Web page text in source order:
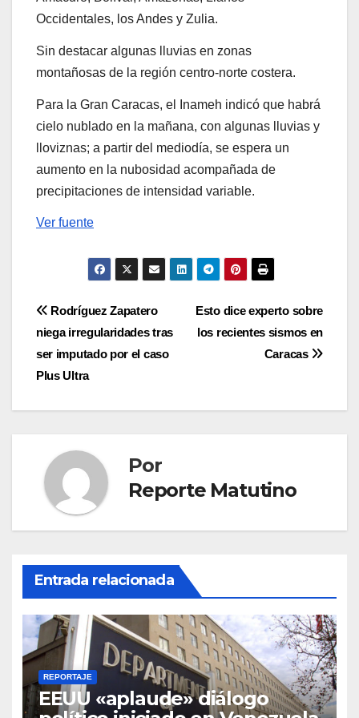
Occidentales, los Andes y Zulia.
Sin destacar algunas lluvias en zonas
montañosas de la región centro-norte costera.
Para la Gran Caracas, el Inameh indicó que habrá
cielo nublado en la mañana, con algunas lluvias y
lloviznas; a partir del mediodía, se espera un
aumento en la nubosidad acompañada de
precipitaciones de intensidad variable.
Ver fuente
Navegación
de
entradas
Esto dice experto sobre
los recientes sismos en
Caracas
Rodríguez Zapatero
niega irregularidades tras
ser imputado por el caso
Plus Ultra
Por
Reporte Matutino
Entrada relacionada
REPORTAJE
EEUU «aplaude» diálogo